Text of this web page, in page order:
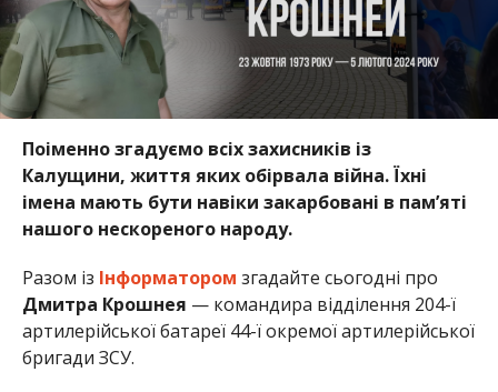
Поіменно згадуємо всіх захисників із
Калущини, життя яких обірвала війна. Їхні
імена мають бути навіки закарбовані в пам’яті
нашого нескореного народу.
Разом із Інформатором згадайте сьогодні про
Дмитра Крошнея — командира відділення 204-ї
артилерійської батареї 44-ї окремої артилерійської
бригади ЗСУ.